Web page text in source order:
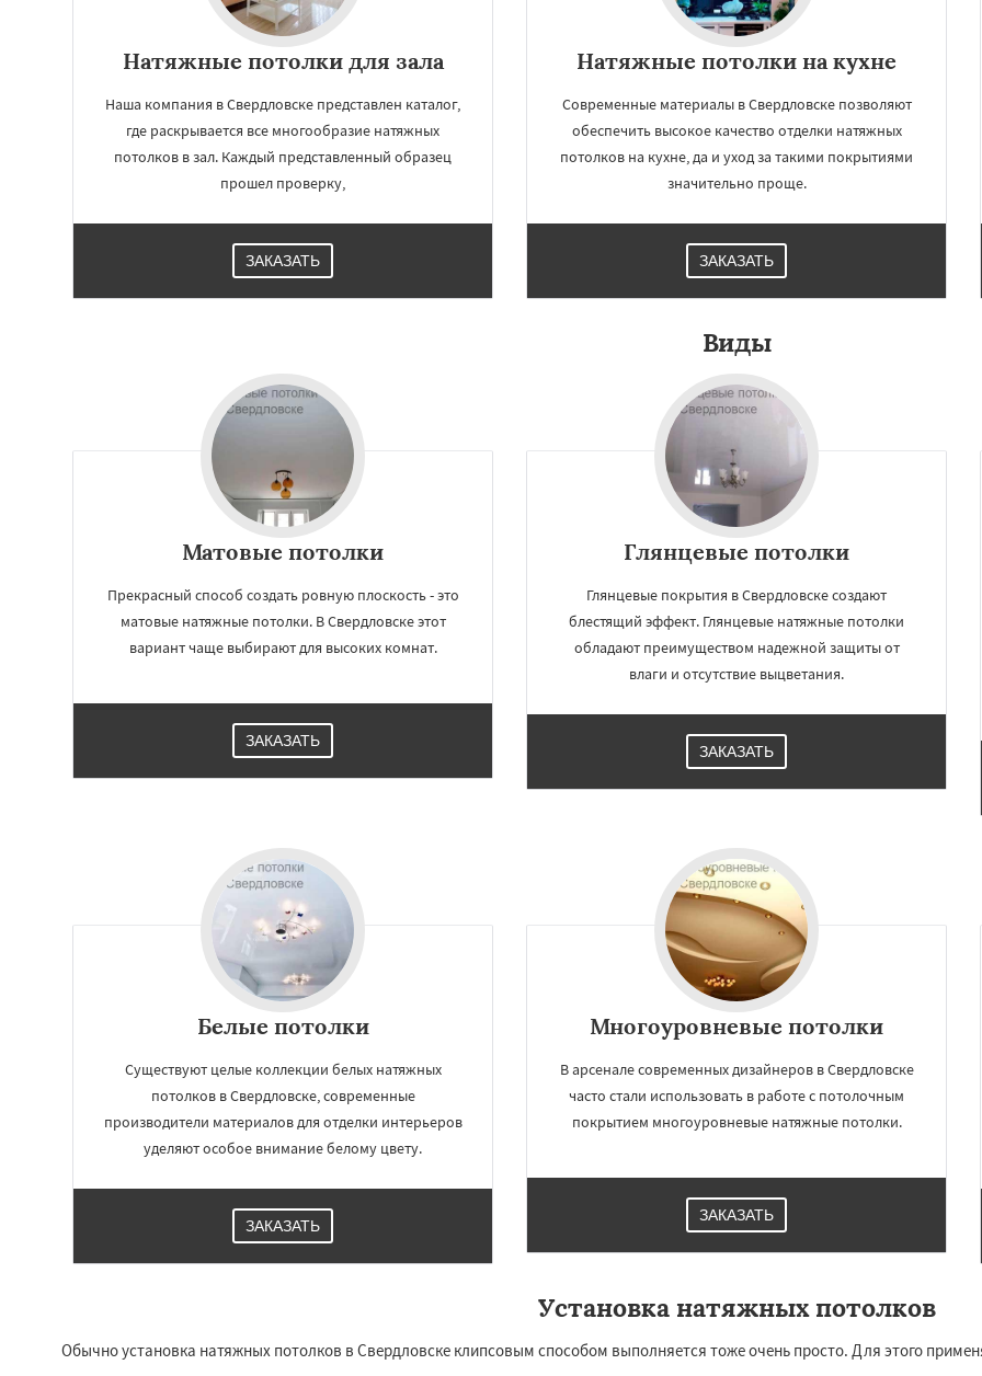
×
Хорлово Черкизово
Натяжные потолки для зала
Наша компания в Свердловске представлен каталог,
где раскрывается все многообразие натяжных
потолков в зал. Каждый представленный образец
прошел проверку,
ЗАКАЗАТЬ
Натяжные потолки на кухне
Современные материалы в Свердловске позволяют
обеспечить высокое качество отделки натяжных
потолков на кухне, да и уход за такими покрытиями
значительно проще.
ЗАКАЗАТЬ
Виды
Матовые потолки
Прекрасный способ создать ровную плоскость - это
матовые натяжные потолки. В Свердловске этот
вариант чаще выбирают для высоких комнат.
ЗАКАЗАТЬ
Глянцевые потолки
Глянцевые покрытия в Свердловске создают
блестящий эффект. Глянцевые натяжные потолки
обладают преимуществом надежной защиты от
влаги и отсутствие выцветания.
ЗАКАЗАТЬ
Белые потолки
Существуют целые коллекции белых натяжных
потолков в Свердловске, современные
производители материалов для отделки интерьеров
уделяют особое внимание белому цвету.
ЗАКАЗАТЬ
Многоуровневые потолки
В арсенале современных дизайнеров в Свердловске
часто стали использовать в работе с потолочным
покрытием многоуровневые натяжные потолки.
ЗАКАЗАТЬ
Установка натяжных потолков
Обычно установка натяжных потолков в Свердловске клипсовым способом выполняется тоже очень просто. Для этого
×
Даю согласие на обработку персональных данных